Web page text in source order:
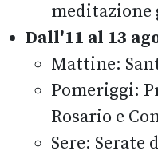
meditazione
Dall'11 al 13
Mattine:
Pomeriggi:
Rosario e
Sere: Serate